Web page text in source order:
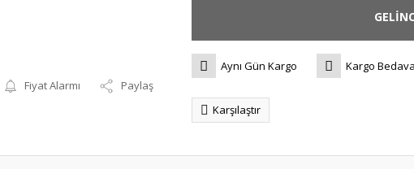
Fiyat Alarmı Paylaş
Aynı Gün Kargo Kargo Bedava
Karşılaştır